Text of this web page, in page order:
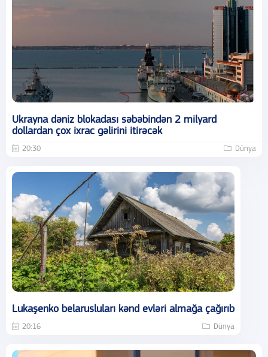
Ukrayna dəniz blokadası səbəbindən 2 milyard
dollardan çox ixrac gəlirini itirəcək
20:30 Dünya
Lukaşenko belarusluları kənd evləri almağa çağırıb
20:16 Dünya